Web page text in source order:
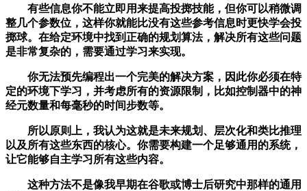
有些信息你不能立即用来提高投掷技能，但你可以稍微调
整几个参数位，这样你就能比没有这些参考信息时更快学会投
掷球。在给定环境中找到正确的规划算法，解决所有这些问题
是非常复杂的，需要通过学习来实现。
你无法预先编程出一个完美的解决方案，因此你必须在特
定的环境下学习，并考虑所有的资源限制，比如控制器中的神
经元数量和每毫秒的时间步数等。
所以原则上，我认为这就是未来规划、层次化和类比推理
以及所有这些东西的核心。你需要构建一个足够通用的系统，
让它能够自主学习所有这些内容。
这种方法不是像我早期在谷歌或博士后研究中那样的通用